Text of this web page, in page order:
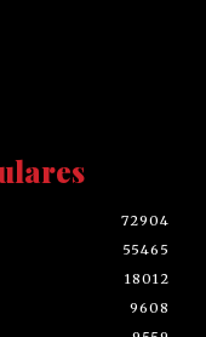
72904
55465
18012
9608